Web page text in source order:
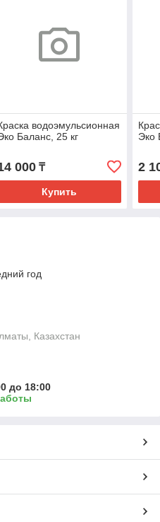
водоэмульсионная
Баланс, 25 кг
000₸
Купить
Эко
2
год
Казахстан
до 18:00